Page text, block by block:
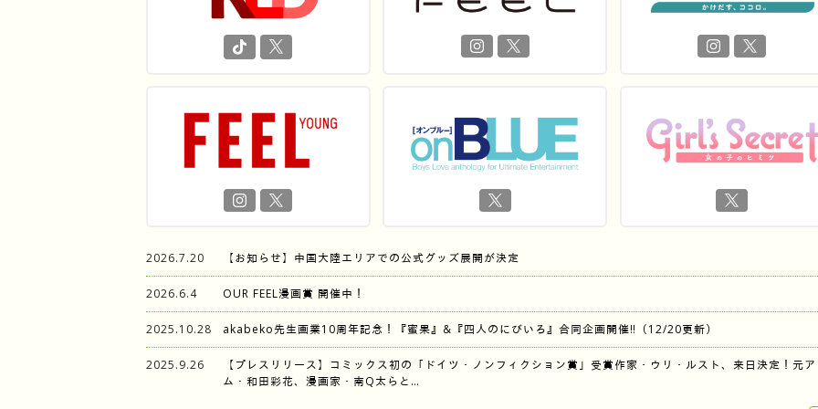
2026.7.20 【お知らせ】中国大陸エリアでの公式グッズ展開が決定
2026.6.4 OUR FEEL漫画賞 開催中！
2025.10.28 akabeko先生画業10周年記念！『蜜果』&『四人のにびいろ』合同企画開催‼︎（12/20更新）
2025.9.26
【プレスリリース】コミックス初の「ドイツ・ノンフィクション賞」受賞作家・ウリ・ルスト、来日決定！元
ム・和田彩花、漫画家・南Q太らと…